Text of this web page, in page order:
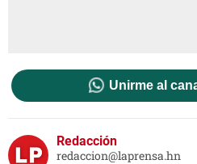
Unirme al
Redacción
redaccion@laprensa.hn